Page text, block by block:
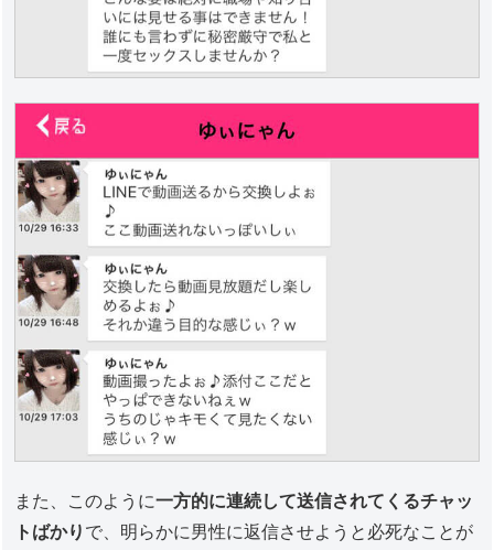
また、このように一方的に連続して送信されてくるチャッ
トばかり で、明らかに男性に返信させようと必死なことが